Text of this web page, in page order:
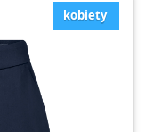
kobiety